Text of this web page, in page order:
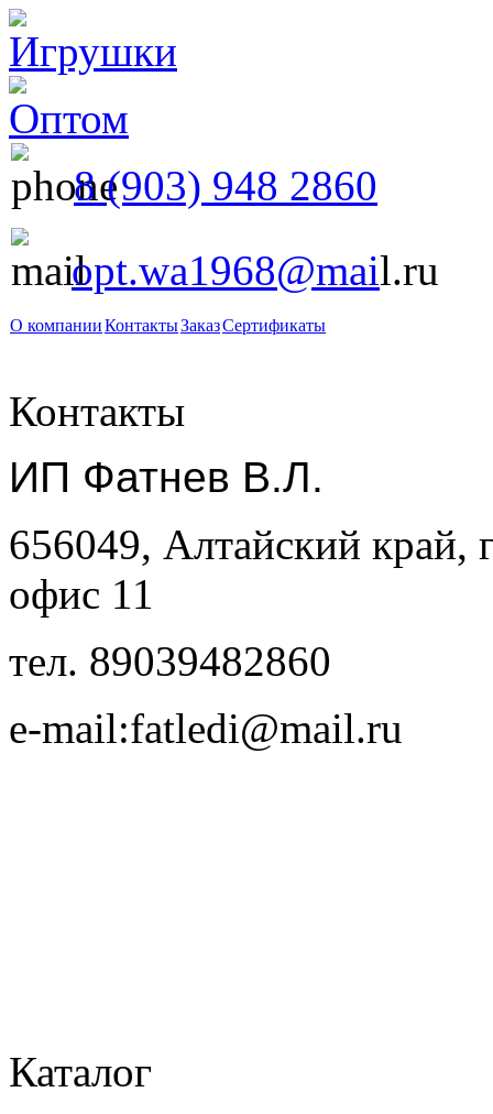
8 (903) 948 2860
opt.wa1968@mail.ru
О компанииКонтактыЗаказСертификаты
Контакты
ИП Фатнев В.Л.
656049, Алтайский край,
офис 11
тел. 89039482860
e-mail:fatledi@mail.ru
Каталог